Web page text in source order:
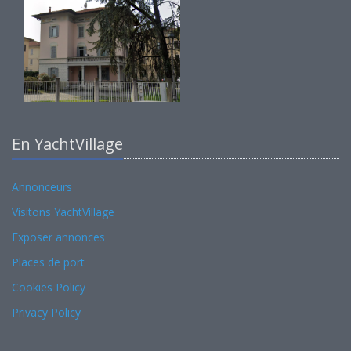
En YachtVillage
Annonceurs
Visitons YachtVillage
Exposer annonces
Places de port
Cookies Policy
Privacy Policy